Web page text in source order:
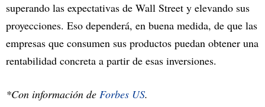
superando las expectativas de Wall Street y elevando sus
proyecciones. Eso dependerá, en buena medida, de que las
empresas que consumen sus productos puedan obtener una
rentabilidad concreta a partir de esas inversiones.
*Con información de Forbes US.